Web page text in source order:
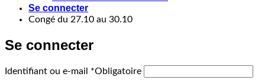
Se connecter
Congé du 27.10 au 30.10
Se connecter
Identifiant ou e-mail *Obligatoire